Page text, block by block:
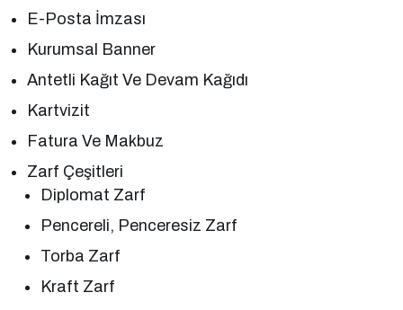
E-Posta İmzası
Kurumsal Banner
Antetli Kağıt Ve Devam Kağıdı
Kartvizit
Fatura Ve Makbuz
Zarf Çeşitleri
Diplomat Zarf
Pencereli, Penceresiz Zarf
Torba Zarf
Kraft Zarf